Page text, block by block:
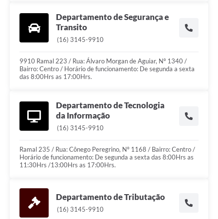
Departamento de Segurança e
Transito
(16) 3145-9910
9910 Ramal 223 / Rua: Álvaro Morgan de Aguiar, Nº 1340 /
Bairro: Centro / Horário de funcionamento: De segunda a sexta
das 8:00Hrs as 17:00Hrs.
Departamento de Tecnologia
da Informação
(16) 3145-9910
Ramal 235 / Rua: Cônego Peregrino, Nº 1168 / Bairro: Centro /
Horário de funcionamento: De segunda a sexta das 8:00Hrs as
11:30Hrs /13:00Hrs as 17:00Hrs.
Departamento de Tributação
(16) 3145-9910